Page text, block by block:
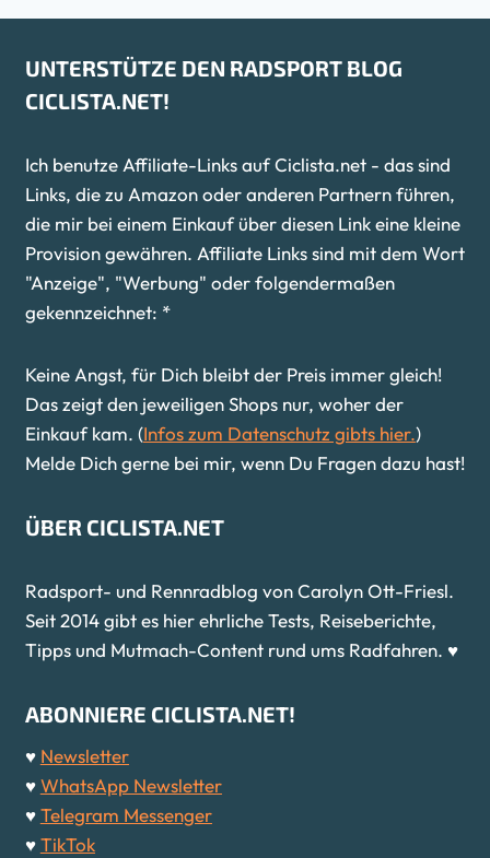
UNTERSTÜTZE DEN RADSPORT BLOG
CICLISTA.NET!
Ich benutze Affiliate-Links auf Ciclista.net - das sind
Links, die zu Amazon oder anderen Partnern führen,
die mir bei einem Einkauf über diesen Link eine kleine
Provision gewähren. Affiliate Links sind mit dem Wort
"Anzeige", "Werbung" oder folgendermaßen
gekennzeichnet: *
Keine Angst, für Dich bleibt der Preis immer gleich!
Das zeigt den jeweiligen Shops nur, woher der
Einkauf kam. (Infos zum Datenschutz gibts hier.)
Melde Dich gerne bei mir, wenn Du Fragen dazu hast!
ÜBER CICLISTA.NET
Radsport- und Rennradblog von Carolyn Ott-Friesl.
Seit 2014 gibt es hier ehrliche Tests, Reiseberichte,
Tipps und Mutmach-Content rund ums Radfahren. ♥
ABONNIERE CICLISTA.NET!
♥ Newsletter
♥WhatsApp Newsletter
♥Telegram Messenger
♥TikTok